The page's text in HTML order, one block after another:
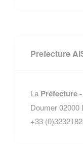
Prefecture
La Préfecture
Doumer 02000
+33